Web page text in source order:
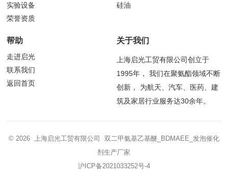
实验设备
荣誉资质
硅油
帮助
走进启光
联系我们
返回首页
关于我们
上海启光工贸有限公司创立于
1995年， 我们在聚氨酯领域不断
创新， 为航天、汽车、医药、建
筑及家居行业服务达30余年。
© 2026 上海启光工贸有限公司 双二甲氨基乙基醚_BDMAEE_发泡催化
剂生产厂家
沪ICP备2021033252号-4